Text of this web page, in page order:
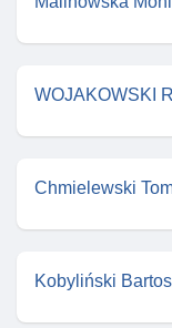
WOJAKOWSKI
Chmielewski
Kobyliński